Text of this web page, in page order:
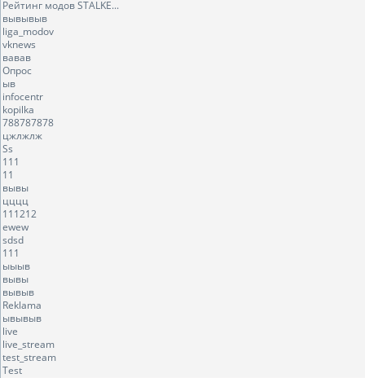
Рейтинг модов STALKE...
вывывыв
liga_modov
vknews
вавав
Опрос
ыв
infocentr
kopilka
788787878
цжлжлж
Ss
111
11
вывы
цццц
111212
ewew
sdsd
111
ыыыв
вывы
вывыв
Reklama
ывывыв
live
live_stream
test_stream
Test